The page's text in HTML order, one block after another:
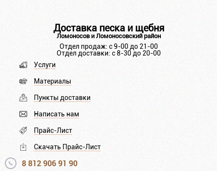
Доставка песка и щебня
Ломоносов и Ломоносовский район
Отдел продаж: с 9-00 до 21-00
Отдел доставки: с 8-30 до 20-00
Услуги
Материалы
Пункты доставки
Написать нам
Прайс-Лист
Скачать Прайс-Лист
8 812 906 91 90